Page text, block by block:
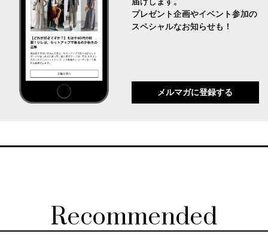
プレゼント企画やイベント参加の
スペシャルなお知らせも！
メルマガに登録する
Recommended